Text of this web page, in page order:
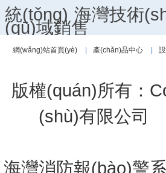
統(tǒng) 海灣技術
(qū)域銷售
網(wǎng)站首頁(yè) 產(chǎn)品中心
版權(quán)所有：
(shù)有限公司
海灣消防報(bào)警